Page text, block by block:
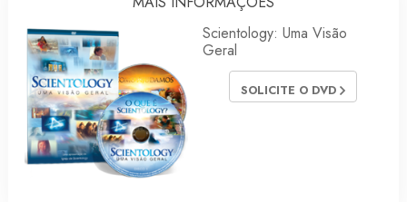
Scientology: Uma Visão
Geral
SOLICITE O DVD